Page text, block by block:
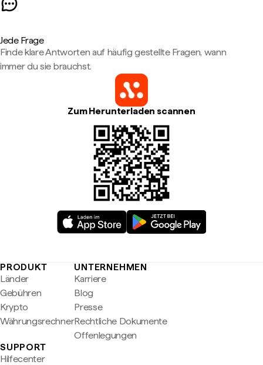
Jede Frage
Finde klare Antworten auf häufig gestellte Fragen, wann
immer du sie brauchst.
Zum Herunterladen scannen
PRODUKT
Länder
Gebühren
Krypto
Währungsrechner
UNTERNEHMEN
Karriere
Blog
Presse
Rechtliche Dokumente
Offenlegungen
SUPPORT
Hilfecenter